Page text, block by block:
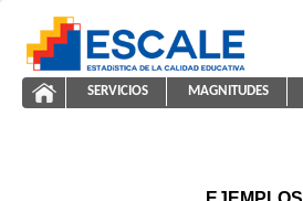
ESCALE - Unidad de
ayuda2011
NAVEGACIÓN
SERVICIOS MAGNITUDES